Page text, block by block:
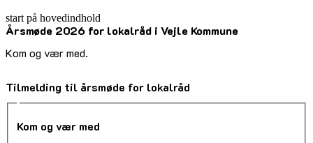
start på hovedindhold
Årsmøde 2026 for lokalråd i Vejle Kommune
Kom og vær med.
senest opdateret 19. juni 2026
Tilmelding til årsmøde for lokalråd
Kom og vær med